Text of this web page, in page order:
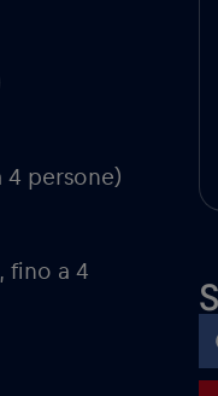
4 persone)
fino a 4